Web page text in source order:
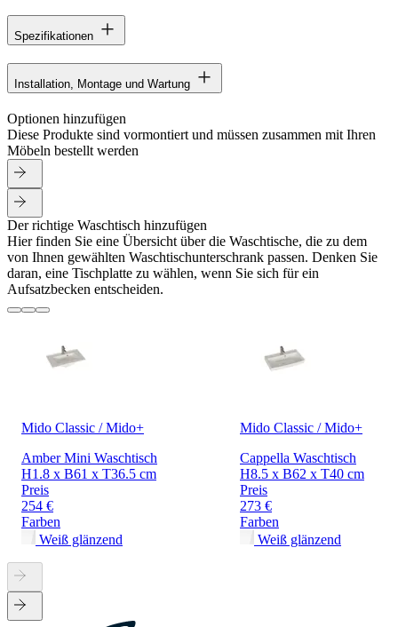
Spezifikationen
Installation, Montage und Wartung
Optionen hinzufügen
Diese Produkte sind vormontiert und müssen zusammen mit Ihren
Möbeln bestellt werden
Der richtige Waschtisch hinzufügen
Hier finden Sie eine Übersicht über die Waschtische, die zu dem
von Ihnen gewählten Waschtischunterschrank passen. Denken Sie
daran, eine Tischplatte zu wählen, wenn Sie sich für ein
Aufsatzbecken entscheiden.
Mido Classic / Mido+
Amber Mini Waschtisch
H1.8 x B61 x T36.5 cm
Preis
254 €
Farben
Weiß glänzend
Mido Classic / Mido+
Cappella Waschtisch
H8.5 x B62 x T40 cm
Preis
273 €
Farben
Weiß glänzend